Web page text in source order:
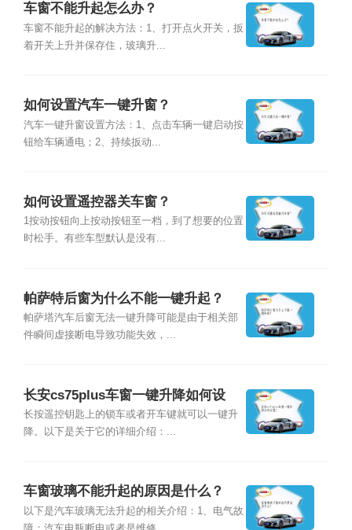
车窗不能升起怎么办？
车窗不能升起的解决方法：1、打开点火开关，扳
着开关上升并保存住，玻璃升...
如何设置汽车一键升窗？
汽车一键升窗设置方法：1、点击车辆一键启动按
钮给车辆通电；2、持续扳动...
如何设置遥控器关车窗？
1按动按钮向上按动按钮至一档，到了想要的位置
时松手。有些车型默认是没有...
帕萨特后窗为什么不能一键升起？
帕萨塔汽车后窗无法一键升降可能是由于相关部
件瞬间虚接断电导致功能失效，...
长安cs75plus车窗一键升降如何设
置？
长按遥控钥匙上的锁车或者开车键就可以一键升
降。以下是关于它的详细介绍：...
车窗玻璃不能升起的原因是什么？
以下是汽车玻璃无法升起的相关介绍：1、电气故